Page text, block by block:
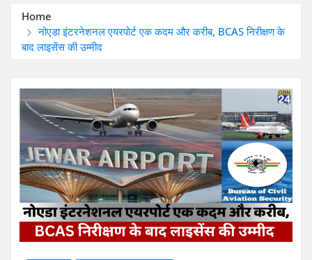
Home
नोएडा इंटरनेशनल एयरपोर्ट एक कदम और करीब, BCAS निरीक्षण के
बाद लाइसेंस की उम्मीद